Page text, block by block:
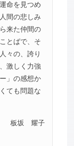
命を見つめ
間の悲しみ
来た仲間の
とばで、そ
々の、誇り
激しく力強
」の感想か
ても問題な
板坂 耀子